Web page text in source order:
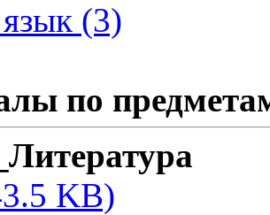
(3)
по
KB)